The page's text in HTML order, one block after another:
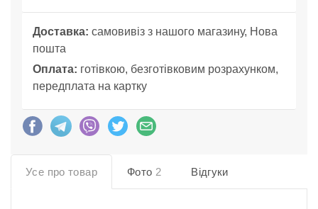
Доставка: самовивіз з нашого магазину, Нова
пошта
Оплата: готівкою, безготівковим розрахунком,
передплата на картку
Усе про товар Фото 2 Відгуки